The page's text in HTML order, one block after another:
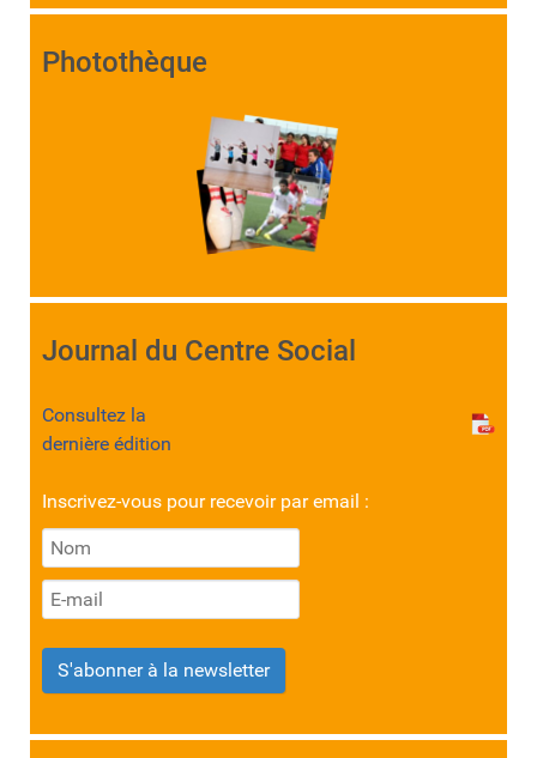
Photothèque
Journal du Centre Social
Consultez la
dernière édition
Inscrivez-vous pour recevoir par email :
S'abonner à la newsletter